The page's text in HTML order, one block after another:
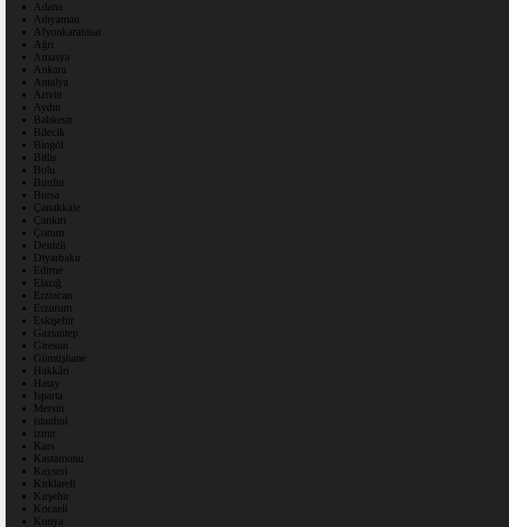
Adana
Adıyaman
Afyonkarahisar
Ağrı
Amasya
Ankara
Antalya
Artvin
Aydın
Balıkesir
Bilecik
Bingöl
Bitlis
Bolu
Burdur
Bursa
Çanakkale
Çankırı
Çorum
Denizli
Diyarbakır
Edirne
Elazığ
Erzincan
Erzurum
Eskişehir
Gaziantep
Giresun
Gümüşhane
Hakkâri
Hatay
Isparta
Mersin
istanbul
izmir
Kars
Kastamonu
Kayseri
Kırklareli
Kırşehir
Kocaeli
Konya